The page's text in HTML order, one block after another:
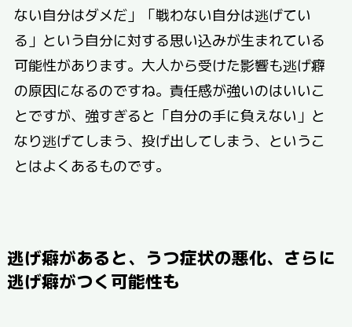
ない自分はダメだ」「戦わない自分は逃げてい
る」という自分に対する思い込みが生まれている
可能性があります。大人から受けた影響も逃げ癖
の原因になるのですね。責任感が強いのはいいこ
とですが、強すぎると「自分の手に負えない」と
なり逃げてしまう、投げ出してしまう、というこ
とはよくあるものです。
逃げ癖があると、うつ症状の悪化、さらに
逃げ癖がつく可能性も